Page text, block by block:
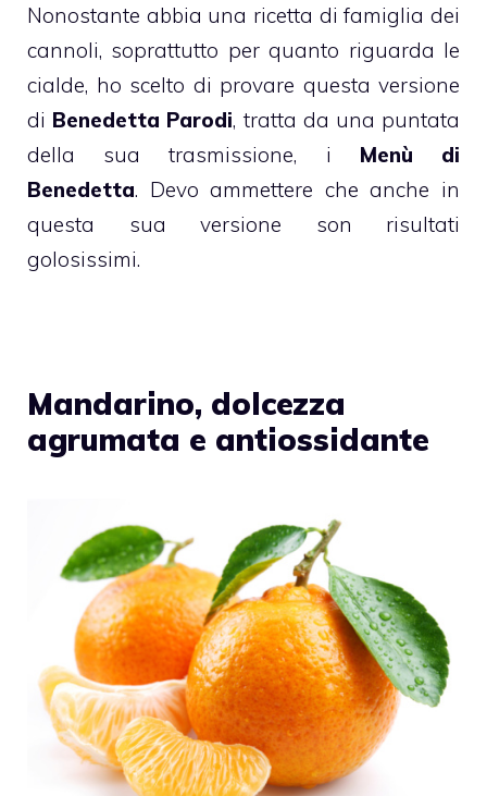
Nonostante abbia una ricetta di famiglia dei
cannoli, soprattutto per quanto riguarda le
cialde, ho scelto di provare questa versione
di Benedetta Parodi, tratta da una puntata
della sua trasmissione, i Menù di
Benedetta. Devo ammettere che anche in
questa sua versione son risultati
golosissimi.
Mandarino, dolcezza
agrumata e antiossidante